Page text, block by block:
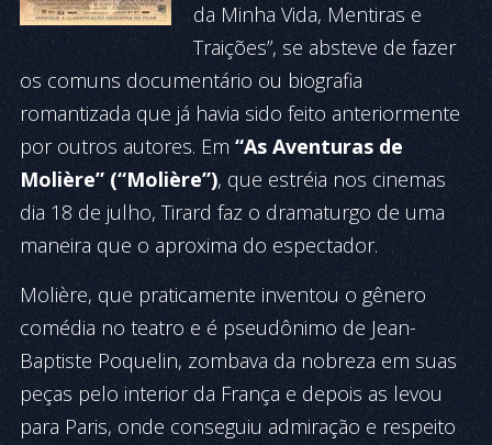
da Minha Vida, Mentiras e
Traições”, se absteve de fazer
os comuns documentário ou biografia
romantizada que já havia sido feito anteriormente
por outros autores. Em “As Aventuras de
Molière” (“Molière”), que estréia nos cinemas
dia 18 de julho, Tirard faz o dramaturgo de uma
maneira que o aproxima do espectador.
Molière, que praticamente inventou o gênero
comédia no teatro e é pseudônimo de Jean-
Baptiste Poquelin, zombava da nobreza em suas
peças pelo interior da França e depois as levou
para Paris, onde conseguiu admiração e respeito